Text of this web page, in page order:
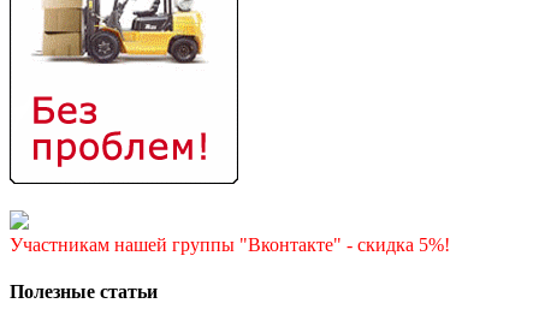
Участникам нашей группы "Вконтакте" - скидка 5%!
Полезные статьи